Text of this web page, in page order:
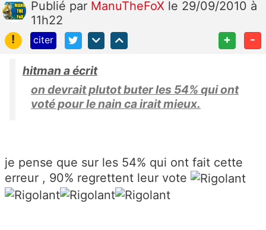
Publié par ManuTheFoX le 29/09/2010 à
11h22
!
citer + -
hitman a écrit
on devrait plutot buter les 54% qui ont
voté pour le nain ca irait mieux.
je pense que sur les 54% qui ont fait cette
erreur , 90% regrettent leur vote